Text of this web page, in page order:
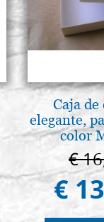
Caja
elegante,
color
€
€